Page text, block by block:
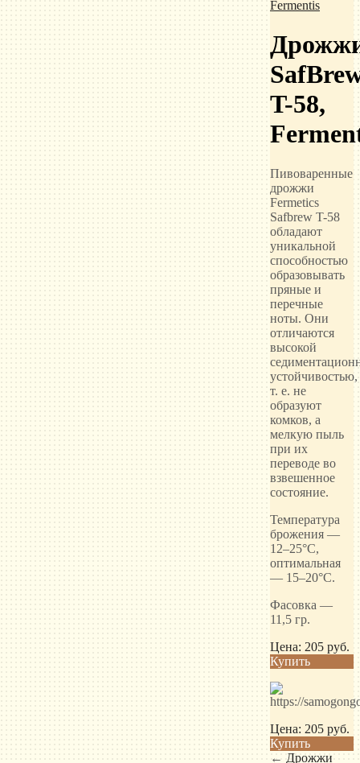
T-58,
Пивоваренные
дрожжи
Fermetics
Safbrew T-58
обладают
уникальной
способностью
образовывать
пряные и
перечные
ноты. Они
отличаются
высокой
устойчивостью,
т. е. не
образуют
комков, а
мелкую пыль
при их
переводе во
взвешенное
состояние.
Температура
брожения —
12–25°С,
оптимальная
— 15–20°С.
Фасовка —
11,5 гр.
Цена: 205 руб.
Купить
Цена: 205 руб.
Купить
← Дрожжи